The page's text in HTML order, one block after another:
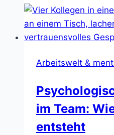
und
nennen
es
Arbeitswelt &
im Team:
entsteht